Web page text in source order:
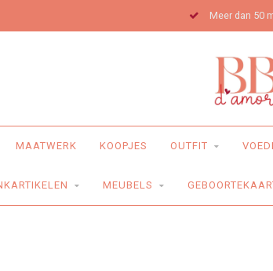
Meer dan 50
MAATWERK KOOPJES OUTFIT
MEUBELS